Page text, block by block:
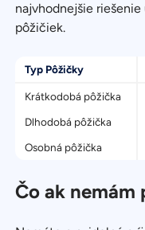
najvhodnejšie
pôžičiek.
Typ Pôžičky
Krátkodobá pôžička
Dlhodobá pôžička
Osobná pôžička
Čo ak nemám